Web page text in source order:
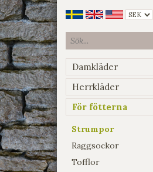
Damkläder
Herrkläder
För fötterna
Strumpor
Raggsockor
Tofflor